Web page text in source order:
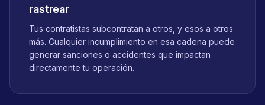
rastrear
Tus contratistas subcontratan a otros, y esos a otros
más. Cualquier incumplimiento en esa cadena puede
generar sanciones o accidentes que impactan
directamente tu operación.